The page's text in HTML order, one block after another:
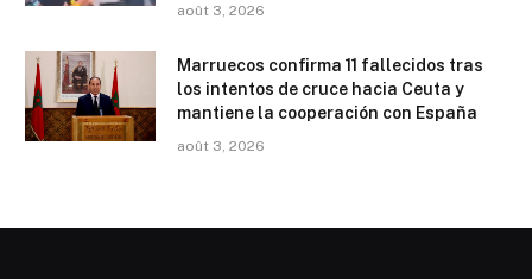
août 3, 2026
Marruecos confirma 11 fallecidos tras
los intentos de cruce hacia Ceuta y
mantiene la cooperación con España
août 3, 2026